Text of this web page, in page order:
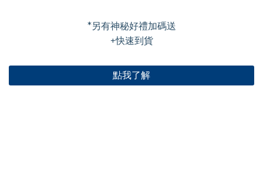
*另有神秘好禮加碼送
+快速到貨
點我了解